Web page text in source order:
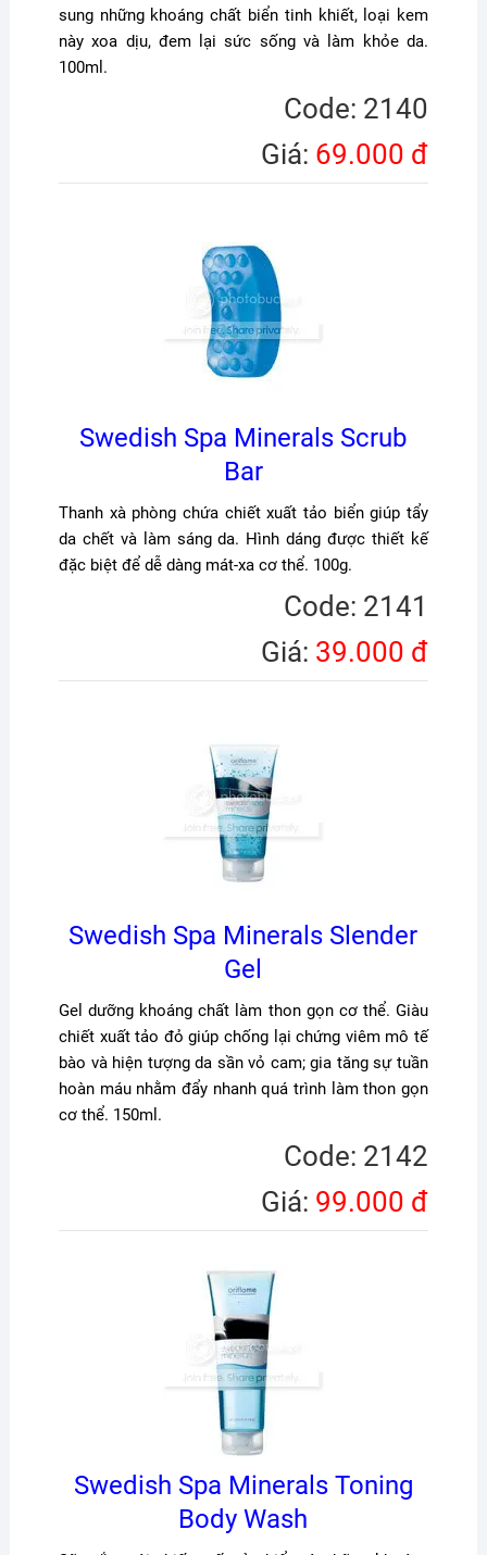
sung những khoáng chất biển tinh khiết, loại kem
này xoa dịu, đem lại sức sống và làm khỏe da.
100ml.
Code: 2140
Giá: 69.000 đ
Swedish Spa Minerals Scrub
Bar
Thanh xà phòng chứa chiết xuất tảo biển giúp tẩy
da chết và làm sáng da. Hình dáng được thiết kế
đặc biệt để dễ dàng mát-xa cơ thể. 100g.
Code: 2141
Giá: 39.000 đ
Swedish Spa Minerals Slender
Gel
Gel dưỡng khoáng chất làm thon gọn cơ thể. Giàu
chiết xuất tảo đỏ giúp chống lại chứng viêm mô tế
bào và hiện tượng da sần vỏ cam; gia tăng sự tuần
hoàn máu nhằm đẩy nhanh quá trình làm thon gọn
cơ thể. 150ml.
Code: 2142
Giá: 99.000 đ
Swedish Spa Minerals Toning
Body Wash